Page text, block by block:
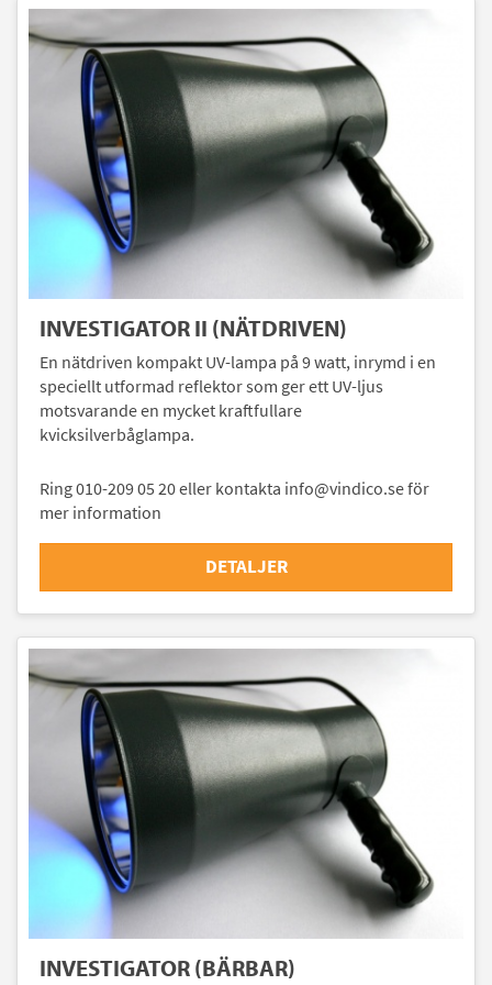
INVESTIGATOR II (NÄTDRIVEN)
En nätdriven kompakt UV-lampa på 9 watt, inrymd i en
speciellt utformad reflektor som ger ett UV-ljus
motsvarande en mycket kraftfullare
kvicksilverbåglampa.
Ring 010-209 05 20 eller kontakta info@vindico.se för
mer information
DETALJER
INVESTIGATOR (BÄRBAR)